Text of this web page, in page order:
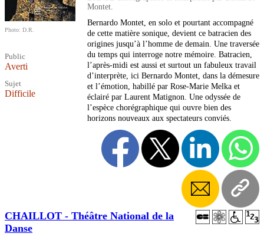
Photo: D.R.
Public
Averti
Sujet
Difficile
Montet.
Bernardo Montet, en solo et pourtant accompagné
de cette matière sonique, devient ce batracien des
origines jusqu’à l’homme de demain. Une traversée
du temps qui interroge notre mémoire. Batracien,
l’après-midi est aussi et surtout un fabuleux travail
d’interprète, ici Bernardo Montet, dans la démesure
et l’émotion, habillé par Rose-Marie Melka et
éclairé par Laurent Matignon. Une odyssée de
l’espèce chorégraphique qui ouvre bien des
horizons nouveaux aux spectateurs conviés.
CHAILLOT - Théâtre National de la
Danse